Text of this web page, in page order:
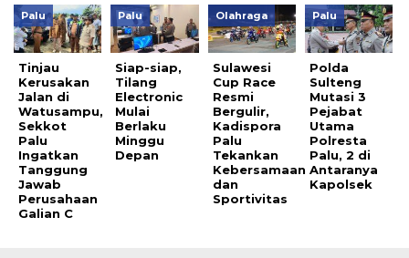
Palu
Tinjau
Kerusakan
Jalan di
Watusampu,
Sekkot
Palu
Ingatkan
Tanggung
Jawab
Perusahaan
Galian C
Palu
Siap-siap,
Tilang
Electronic
Mulai
Berlaku
Minggu
Depan
Olahraga
Sulawesi
Cup Race
Resmi
Bergulir,
Kadispora
Palu
Tekankan
Kebersamaan
dan
Sportivitas
Palu
Polda
Sulteng
Mutasi 3
Pejabat
Utama
Polresta
Palu, 2 di
Antaranya
Kapolsek